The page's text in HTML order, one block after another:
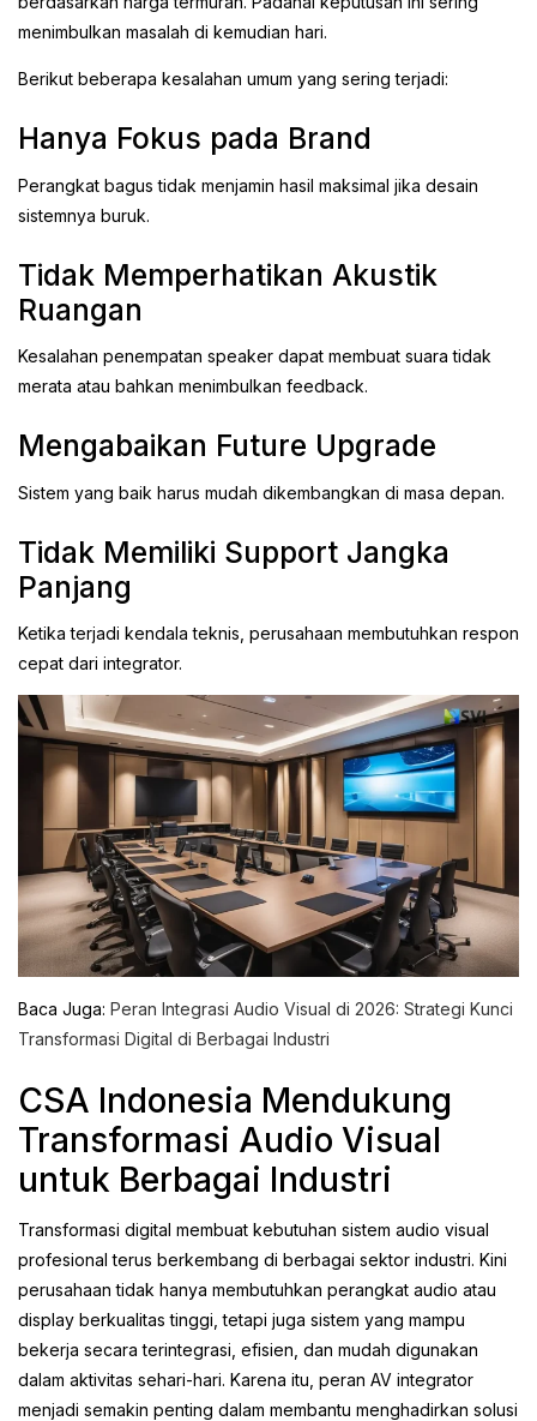
menimbulkan masalah di kemudian hari.
Berikut beberapa kesalahan umum yang sering terjadi:
Hanya Fokus pada Brand
Perangkat bagus tidak menjamin hasil maksimal jika desain
sistemnya buruk.
Tidak Memperhatikan Akustik
Ruangan
Kesalahan penempatan speaker dapat membuat suara tidak
merata atau bahkan menimbulkan feedback.
Mengabaikan Future Upgrade
Sistem yang baik harus mudah dikembangkan di masa depan.
Tidak Memiliki Support Jangka
Panjang
Ketika terjadi kendala teknis, perusahaan membutuhkan respon
cepat dari integrator.
Baca Juga: Peran Integrasi Audio Visual di 2026: Strategi Kunci
Transformasi Digital di Berbagai Industri
CSA Indonesia Mendukung
Transformasi Audio Visual
untuk Berbagai Industri
Transformasi digital membuat kebutuhan sistem audio visual
profesional terus berkembang di berbagai sektor industri. Kini
perusahaan tidak hanya membutuhkan perangkat audio atau
display berkualitas tinggi, tetapi juga sistem yang mampu
bekerja secara terintegrasi, efisien, dan mudah digunakan
dalam aktivitas sehari-hari. Karena itu, peran AV integrator
menjadi semakin penting dalam membantu menghadirkan solusi